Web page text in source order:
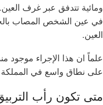
ومائية تتدفق عبر غرف
في عين الشخص المصاب
العين.
على نطاق واسع في المملكة
متى تكون رأب